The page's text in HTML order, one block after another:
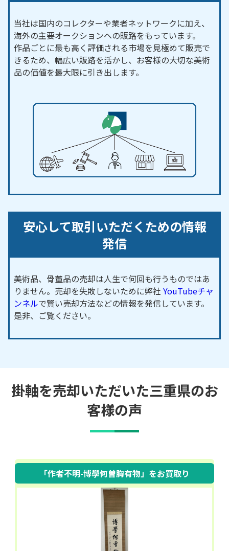
当社は国内のコレクターや業者ネットワークに加え、
海外の主要オークションへの販路をもっています。
作品ごとに最も高く評価される市場を見極めて販売で
きるため、幅広い販路を活かし、お客様の大切な美術
品の価値を最大限に引き出します。
安心して取引いただくための情報
発信
美術品、骨董品の売却は人生で何回も行うものではあ
りません。売却を失敗しないために弊社 YouTubeチャ
ンネルで賢い売却方法などの情報を発信しています。
是非、ご覧ください。
掛軸を売却いただいた三重県のお
客様の声
「作者不明-博學何曽胸有物」 をお買取り